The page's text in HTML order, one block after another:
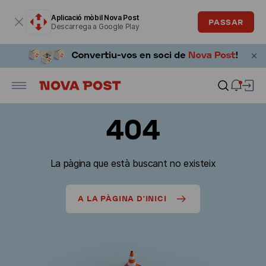
Aplicació mòbil Nova Post
Descarrega a Google Play
PASSAR
404
La pàgina que està buscant no existeix
A LA PÀGINA D'INICI